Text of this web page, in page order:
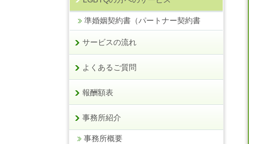
準婚姻契約書（パートナー契約書
サービスの流れ
よくあるご質問
報酬額表
事務所紹介
事務所概要